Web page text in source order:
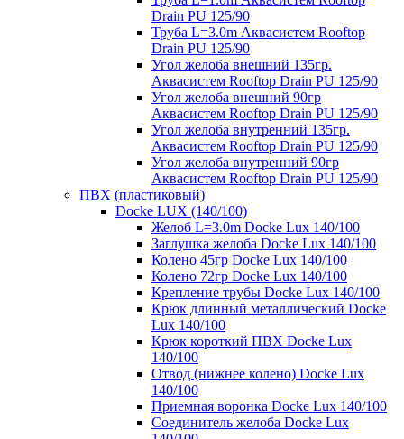
Drain PU 125/90
Труба L=3.0m Аквасистем Rooftop
Drain PU 125/90
Угол желоба внешний 135гр.
Аквасистем Rooftop Drain PU 125/90
Угол желоба внешний 90гр
Аквасистем Rooftop Drain PU 125/90
Угол желоба внутренний 135гр.
Аквасистем Rooftop Drain PU 125/90
Угол желоба внутренний 90гр
Аквасистем Rooftop Drain PU 125/90
ПВХ (пластиковый)
Docke LUX (140/100)
Желоб L=3.0m Docke Lux 140/100
Заглушка желоба Docke Lux 140/100
Колено 45гр Docke Lux 140/100
Колено 72гр Docke Lux 140/100
Крепление трубы Docke Lux 140/100
Крюк длинный металлический Docke
Lux 140/100
Крюк короткий ПВХ Docke Lux
140/100
Отвод (нижнее колено) Docke Lux
140/100
Приемная воронка Docke Lux 140/100
Соединитель желоба Docke Lux